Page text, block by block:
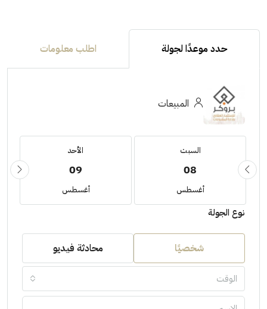
حدد موعدًا لجولة اطلب معلومات
المبيعات
السبت
08
أغسطس
الأحد
09
أغسطس
نوع الجولة
شخصيًا محادثة فيديو
الوقت